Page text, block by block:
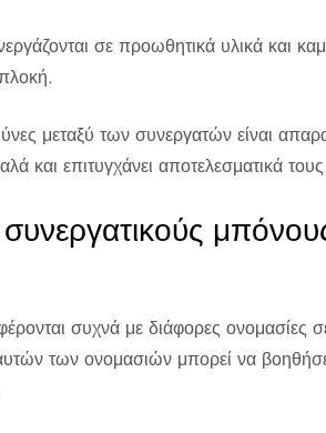
σε προωθητικά υλικά και
μεταξύ των συνεργατών είναι
και επιτυγχάνει αποτελεσματικά
συχνά με διάφορες ονομασίες
των ονομασιών μπορεί να